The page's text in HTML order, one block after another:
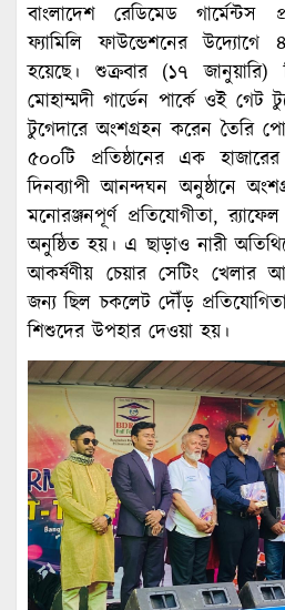
বাংলাদেশ রেডিমেড গার্মেন্টস
ফ্যামিলি ফাউন্ডেশনের উদ্যোগে
হয়েছে। শুক্রবার (১৭ জানুয়ারি)
মোহাম্মদী গার্ডেন পার্কে ওই গেট
টুগেদারে অংশগ্রহন করেন তৈরি
৫০০টি প্রতিষ্ঠানের এক
দিনব্যাপী আনন্দঘন অনুষ্ঠানে
মনোরঞ্জনপূর্ণ প্রতিযোগীতা,
অনুষ্ঠিত হয়। এ ছাড়াও নারী
আকর্ষণীয় চেয়ার সেটিং খেলার
জন্য ছিল চকলেট দৌঁড়
শিশুদের উপহার দেওয়া হয়।